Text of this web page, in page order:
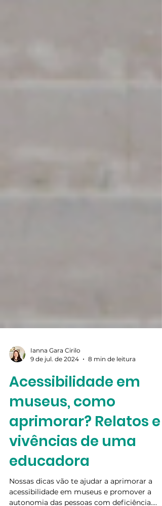
Ianna Gara Cirilo
Acessibilidade em
museus, como
aprimorar? Relatos e
vivências de uma
educadora